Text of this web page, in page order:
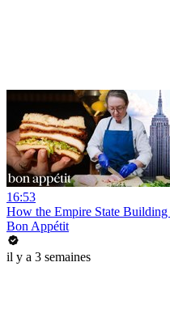
16:53
How the Empire State Building
Bon Appétit
il y a 3 semaines